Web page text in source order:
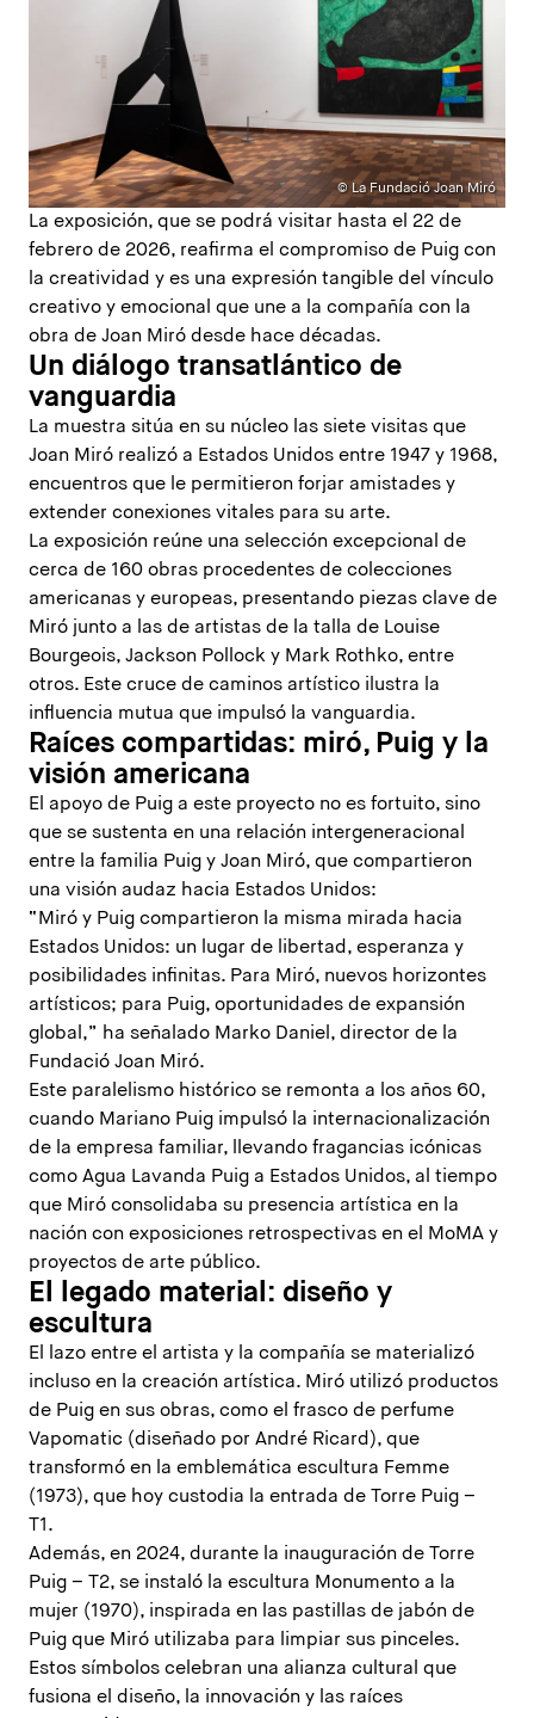
© La Fundació Joan Miró
La exposición, que se podrá visitar hasta el 22 de
febrero de 2026, reafirma el compromiso de Puig con
la creatividad y es una expresión tangible del vínculo
creativo y emocional que une a la compañía con la
obra de Joan Miró desde hace décadas.
Un diálogo transatlántico de
vanguardia
La muestra sitúa en su núcleo las siete visitas que
Joan Miró realizó a Estados Unidos entre 1947 y 1968,
encuentros que le permitieron forjar amistades y
extender conexiones vitales para su arte.
La exposición reúne una selección excepcional de
cerca de 160 obras procedentes de colecciones
americanas y europeas, presentando piezas clave de
Miró junto a las de artistas de la talla de Louise
Bourgeois, Jackson Pollock y Mark Rothko, entre
otros. Este cruce de caminos artístico ilustra la
influencia mutua que impulsó la vanguardia.
Raíces compartidas: miró, Puig y la
visión americana
El apoyo de Puig a este proyecto no es fortuito, sino
que se sustenta en una relación intergeneracional
entre la familia Puig y Joan Miró, que compartieron
una visión audaz hacia Estados Unidos:
“Miró y Puig compartieron la misma mirada hacia
Estados Unidos: un lugar de libertad, esperanza y
posibilidades infinitas. Para Miró, nuevos horizontes
artísticos; para Puig, oportunidades de expansión
global,” ha señalado Marko Daniel, director de la
Fundació Joan Miró.
Este paralelismo histórico se remonta a los años 60,
cuando Mariano Puig impulsó la internacionalización
de la empresa familiar, llevando fragancias icónicas
como Agua Lavanda Puig a Estados Unidos, al tiempo
que Miró consolidaba su presencia artística en la
nación con exposiciones retrospectivas en el MoMA y
proyectos de arte público.
El legado material: diseño y
escultura
El lazo entre el artista y la compañía se materializó
incluso en la creación artística. Miró utilizó productos
de Puig en sus obras, como el frasco de perfume
Vapomatic (diseñado por André Ricard), que
transformó en la emblemática escultura Femme
(1973), que hoy custodia la entrada de Torre Puig –
T1.
Además, en 2024, durante la inauguración de Torre
Puig – T2, se instaló la escultura Monumento a la
mujer (1970), inspirada en las pastillas de jabón de
Puig que Miró utilizaba para limpiar sus pinceles.
Estos símbolos celebran una alianza cultural que
fusiona el diseño, la innovación y las raíces